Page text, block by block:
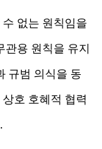
없는 원칙임을
용 원칙을 유지
규범 의식을 동
호 호혜적 협력